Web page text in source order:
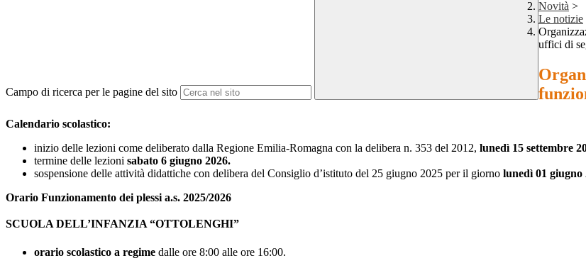
Campo di ricerca per le pagine del sito
Novità >
Le notizie
uffici di
Calendario scolastico:
inizio delle lezioni come deliberato dalla Regione Emilia-Romagna con la delibera n. 353 del 2012, lunedì 15 settembre
termine delle lezioni sabato 6 giugno 2026.
sospensione delle attività didattiche con delibera del Consiglio d’istituto del 25 giugno 2025 per il giorno lunedì 01 giugno
Orario Funzionamento dei plessi a.s. 2025/2026
SCUOLA DELL’INFANZIA “OTTOLENGHI”
orario scolastico a regime dalle ore 8:00 alle ore 16:00.